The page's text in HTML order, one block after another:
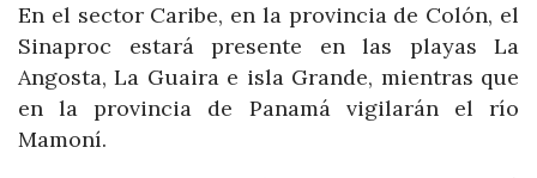
En el sector Caribe, en la provincia de Colón, el
Sinaproc estará presente en las playas La
Angosta, La Guaira e isla Grande, mientras que
en la provincia de Panamá vigilarán el río
Mamoní.